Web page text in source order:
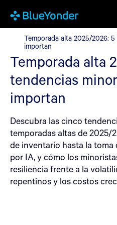
Temporada alta 2025/2026: 5
Temporada alta 2025/2026:
importan
Temporada alta
tendencias
importan
Descubra las cinco
temporadas altas de 2025/
de inventario hasta la toma
por IA, y cómo los
resiliencia frente a la
repentinos y los costos